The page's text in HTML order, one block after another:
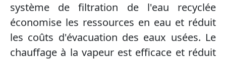
système de filtration de l'eau recyclée
économise les ressources en eau et réduit
les coûts d'évacuation des eaux usées. Le
chauffage à la vapeur est efficace et réduit